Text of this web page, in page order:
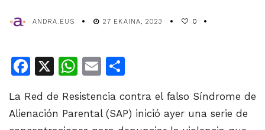
ANDRA.EUS 27 EKAINA, 2023 0
Facebook
X WhatsApp
Email
La Red de Resistencia contra el falso Síndrome de
Alienación Parental (SAP) inició ayer una serie de